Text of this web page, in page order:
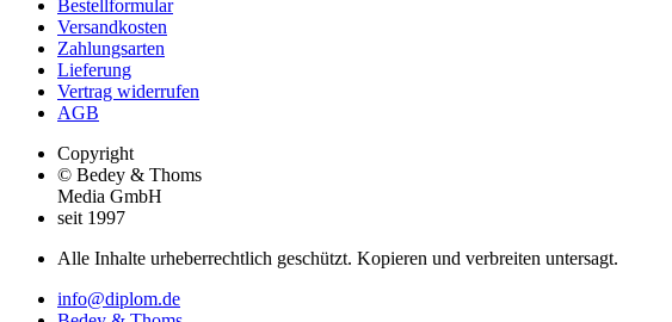
Bestellformular
Versandkosten
Zahlungsarten
Lieferung
Vertrag widerrufen
AGB
Copyright
© Bedey & Thoms
Media GmbH
seit 1997
Alle Inhalte urheberrechtlich geschützt. Kopieren und verbreiten untersagt.
info@diplom.de